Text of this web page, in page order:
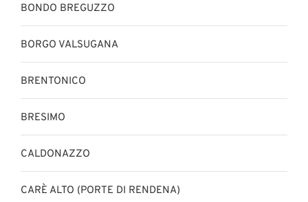
BONDO BREGUZZO
BORGO VALSUGANA
BRENTONICO
BRESIMO
CALDONAZZO
CARÈ ALTO (PORTE DI RENDENA)